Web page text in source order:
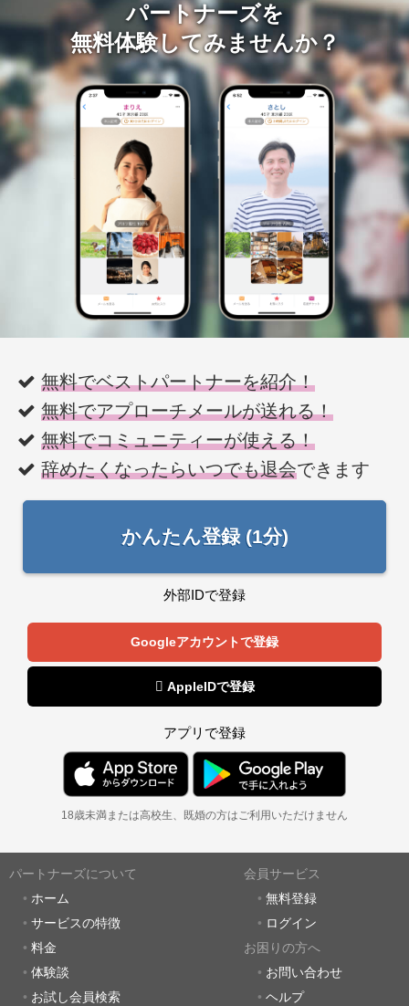
パートナーズを
無料体験してみませんか？
無料でベストパートナーを紹介！
無料でアプローチメールが送れる！
無料でコミュニティーが使える！
辞めたくなったらいつでも退会できます
かんたん登録 (1分)
外部IDで登録
Googleアカウントで登録
 AppleIDで登録
アプリで登録
18歳未満または高校生、既婚の方はご利用いただけません
パートナーズについて
ホーム
サービスの特徴
料金
体験談
お試し会員検索
会員サービス
無料登録
ログイン
お困りの方へ
お問い合わせ
ヘルプ